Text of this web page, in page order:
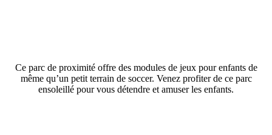
Ce parc de proximité offre des modules de jeux pour enfants de
même qu’un petit terrain de soccer. Venez profiter de ce parc
ensoleillé pour vous détendre et amuser les enfants.